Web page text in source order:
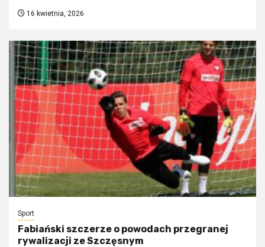
16 kwietnia, 2026
Sport
Fabiański szczerze o powodach przegranej
rywalizacji ze Szczęsnym